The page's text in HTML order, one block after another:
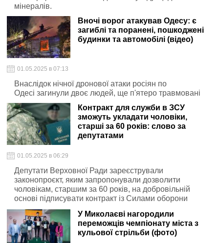
мінералів.
Вночі ворог атакував Одесу: є
загиблі та поранені, пошкоджені
будинки та автомобілі (відео)
01.05.2025 в 07:13
Внаслідок нічної дронової атаки росіян по
Одесі загинули двоє людей, ще п'ятеро травмовані
Контракт для служби в ЗСУ
зможуть укладати чоловіки,
старші за 60 років: слово за
депутатами
01.05.2025 в 06:29
Депутати Верховної Ради зареєстрували
законопроєкт, яким запропонували дозволити
чоловікам, старшим за 60 років, на добровільній
основі підписувати контракт із Силами оборони
України
У Миколаєві нагородили
переможців чемпіонату міста з
кульової стрільби (фото)